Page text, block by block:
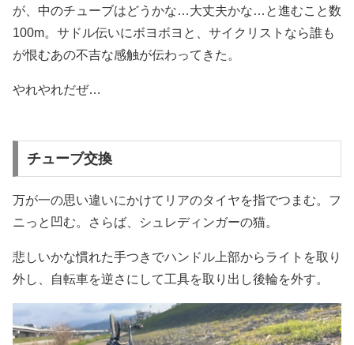
が、中のチューブはどうかな…大丈夫かな…と進むこと数
100m。サドル伝いにボヨボヨと、サイクリストなら誰も
が恨むあの不吉な感触が伝わってきた。
やれやれだぜ…
チューブ交換
万が一の思い違いにかけてリアのタイヤを指でつまむ。フ
ニっと凹む。さらば、シュレディンガーの猫。
悲しいかな慣れた手つきでハンドル上部からライトを取り
外し、自転車を逆さにして工具を取り出し後輪を外す。